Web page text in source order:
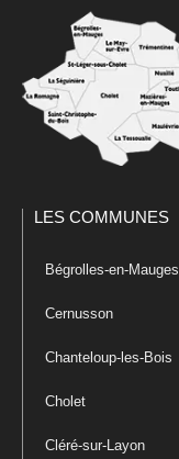
LES COMMUNES
Bégrolles-en-Mauges
Cernusson
Chanteloup-les-Bois
Cholet
Cléré-sur-Layon